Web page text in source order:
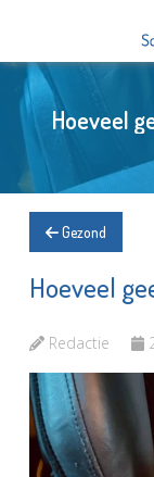
Hoeveel
Gezond
Hoeveel
Redactie